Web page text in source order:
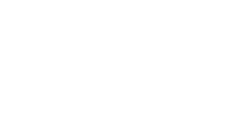
di scaricare, installare,
su un Dispositivo, i
si applicano anche all’utilizzo